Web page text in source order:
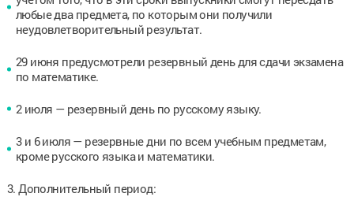
любые два предмета, по которым они получили
неудовлетворительный результат.
29 июня предусмотрели резервный день для сдачи экзамена
по математике.
2 июля — резервный день по русскому языку.
3 и 6 июля — резервные дни по всем учебным предметам,
кроме русского языка и математики.
3. Дополнительный период: